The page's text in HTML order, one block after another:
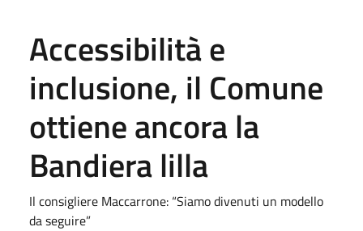
Accessibilità e
inclusione, il Comune
ottiene ancora la
Bandiera lilla
Il consigliere Maccarrone: “Siamo divenuti un modello
da seguire”